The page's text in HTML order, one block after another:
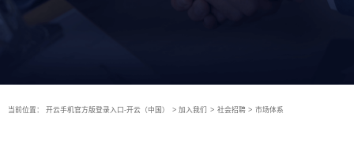
当前位置： 开云手机官方版登录入口-开云（中国） > 加入我们 > 社会招聘 > 市场体系